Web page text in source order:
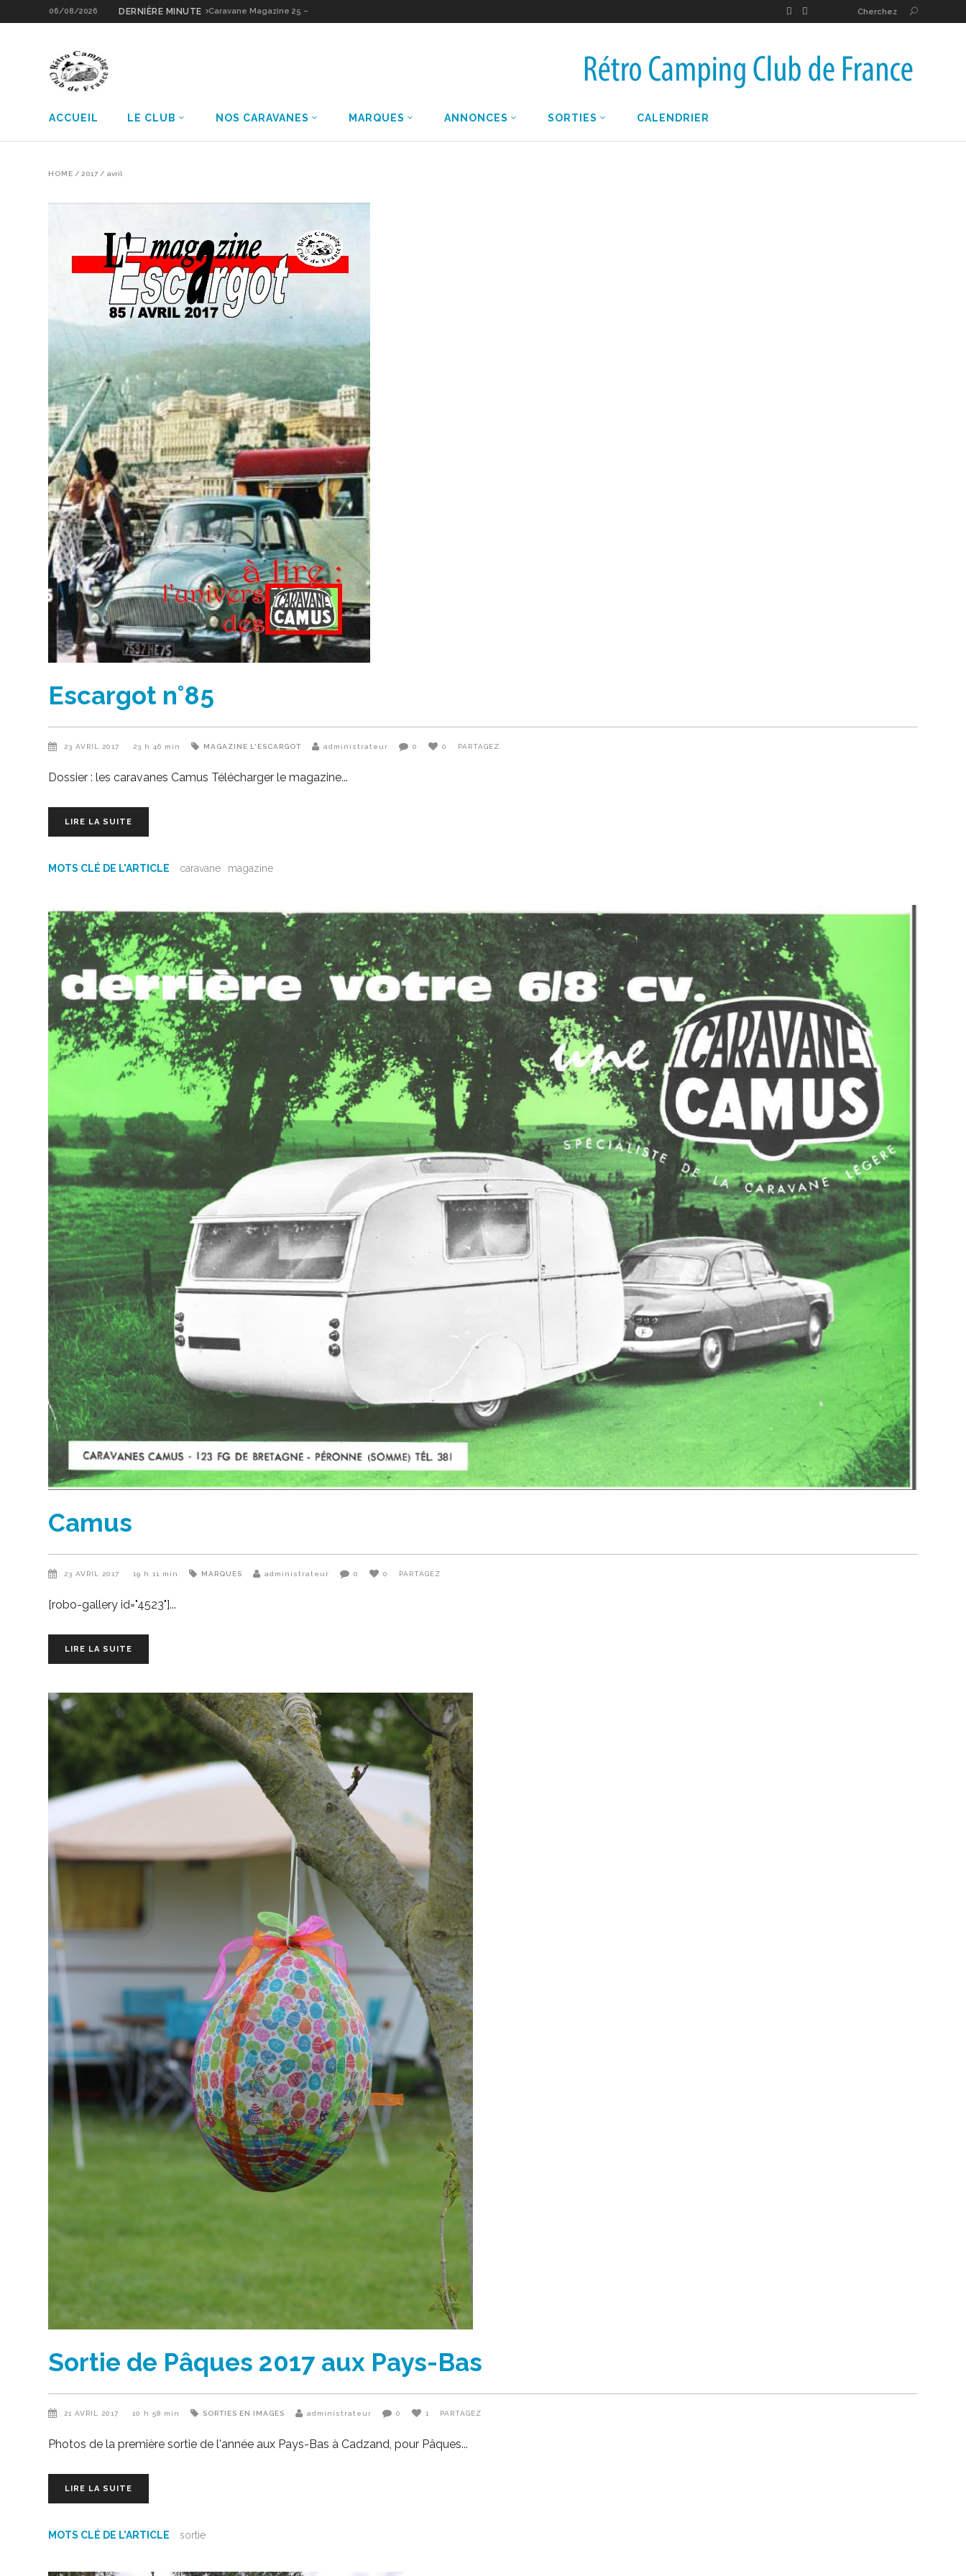
06/08/2026 DERNIÈRE MINUTE Caravane Magazine 26 – Cherchez
ACCUEIL LE CLUB NOS CARAVANES MARQUES ANNONCES SORTIES CALENDRIER
HOME / 2017 / avril
Escargot n°85
23 AVRIL 2017 23 h 46 min MAGAZINE L'ESCARGOT administrateur 0 0 PARTAGEZ
Dossier : les caravanes Camus Télécharger le magazine
LIRE LA SUITE
MOTS CLÉ DE L'ARTICLE caravane magazine
Camus
23 AVRIL 2017 19 h 11 min MARQUES administrateur 0 0 PARTAGEZ
[robo-gallery id="4523"]
LIRE LA SUITE
Sortie de Pâques 2017 aux Pays-Bas
21 AVRIL 2017 10 h 58 min SORTIES EN IMAGES administrateur 0 1 PARTAGEZ
Photos de la première sortie de l'année aux Pays-Bas à Cadzand, pour Pâques
LIRE LA SUITE
MOTS CLÉ DE L'ARTICLE sortie